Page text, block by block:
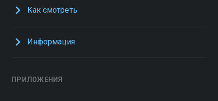
Как смотреть
Информация
ПРИЛОЖЕНИЯ